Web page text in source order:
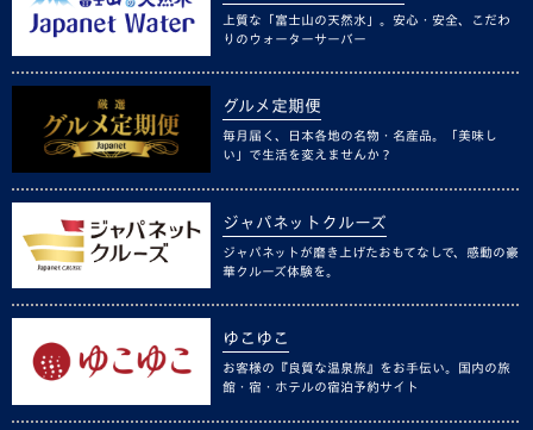
上質な「富士山の天然水」。安心・安全、こだわ
りのウォーターサーバー
グルメ定期便
毎月届く、日本各地の名物・名産品。「美味し
い」で生活を変えませんか？
ジャパネットクルーズ
ジャパネットが磨き上げたおもてなしで、感動の豪
華クルーズ体験を。
ゆこゆこ
お客様の『良質な温泉旅』をお手伝い。国内の旅
館・宿・ホテルの宿泊予約サイト